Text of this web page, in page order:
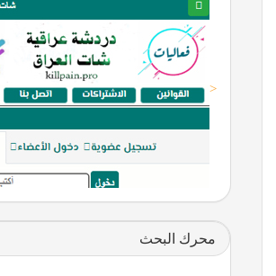
<
محرك البحث